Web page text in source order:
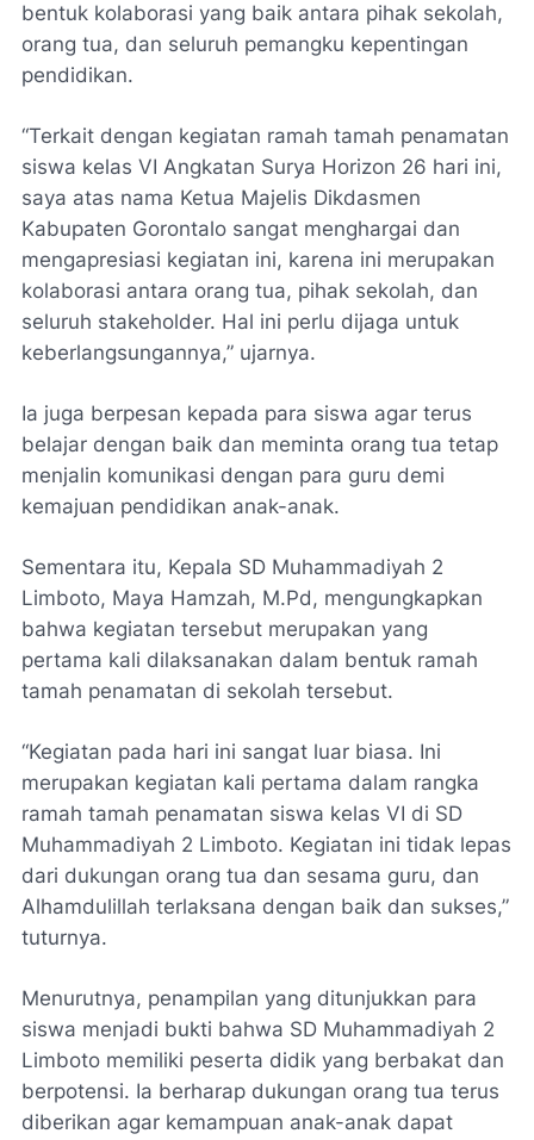
bentuk kolaborasi yang baik antara pihak sekolah,
orang tua, dan seluruh pemangku kepentingan
pendidikan.
“Terkait dengan kegiatan ramah tamah penamatan
siswa kelas VI Angkatan Surya Horizon 26 hari ini,
saya atas nama Ketua Majelis Dikdasmen
Kabupaten Gorontalo sangat menghargai dan
mengapresiasi kegiatan ini, karena ini merupakan
kolaborasi antara orang tua, pihak sekolah, dan
seluruh stakeholder. Hal ini perlu dijaga untuk
keberlangsungannya,” ujarnya.
Ia juga berpesan kepada para siswa agar terus
belajar dengan baik dan meminta orang tua tetap
menjalin komunikasi dengan para guru demi
kemajuan pendidikan anak-anak.
Sementara itu, Kepala SD Muhammadiyah 2
Limboto, Maya Hamzah, M.Pd, mengungkapkan
bahwa kegiatan tersebut merupakan yang
pertama kali dilaksanakan dalam bentuk ramah
tamah penamatan di sekolah tersebut.
“Kegiatan pada hari ini sangat luar biasa. Ini
merupakan kegiatan kali pertama dalam rangka
ramah tamah penamatan siswa kelas VI di SD
Muhammadiyah 2 Limboto. Kegiatan ini tidak lepas
dari dukungan orang tua dan sesama guru, dan
Alhamdulillah terlaksana dengan baik dan sukses,”
tuturnya.
Menurutnya, penampilan yang ditunjukkan para
siswa menjadi bukti bahwa SD Muhammadiyah 2
Limboto memiliki peserta didik yang berbakat dan
berpotensi. Ia berharap dukungan orang tua terus
diberikan agar kemampuan anak-anak dapat